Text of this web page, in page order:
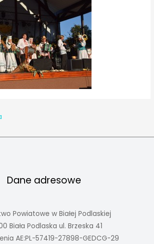
Dane adresowe
Powiatowe w Białej Podlaskiej
Biała Podlaska ul. Brzeska 41
AE:PL-57419-27898-GEDCG-29